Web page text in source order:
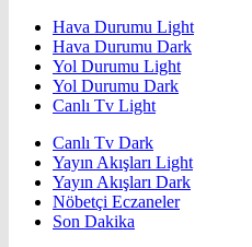
Hava Durumu Light
Hava Durumu Dark
Yol Durumu Light
Yol Durumu Dark
Canlı Tv Light
Canlı Tv Dark
Yayın Akışları Light
Yayın Akışları Dark
Nöbetçi Eczaneler
Son Dakika